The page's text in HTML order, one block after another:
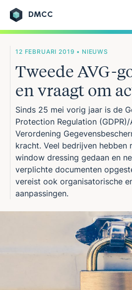
DMCC
12 FEBRUARI 2019 • NIEUWS
Tweede AVG-
en vraagt om
Sinds 25 mei vorig jaar is de
Protection Regulation
Verordening
kracht. Veel bedrijven hebben
window dressing gedaan en
verplichte documenten
vereist ook organisatorische
aanpassingen.